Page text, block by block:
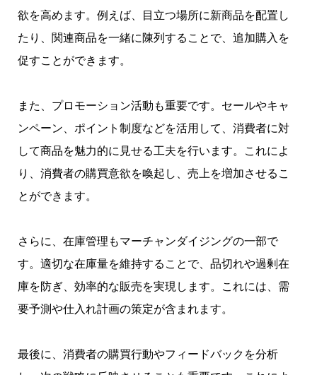
欲を高めます。例えば、目立つ場所に新商品を配置し
たり、関連商品を一緒に陳列することで、追加購入を
促すことができます。
また、プロモーション活動も重要です。セールやキャ
ンペーン、ポイント制度などを活用して、消費者に対
して商品を魅力的に見せる工夫を行います。これによ
り、消費者の購買意欲を喚起し、売上を増加させるこ
とができます。
さらに、在庫管理もマーチャンダイジングの一部で
す。適切な在庫量を維持することで、品切れや過剰在
庫を防ぎ、効率的な販売を実現します。これには、需
要予測や仕入れ計画の策定が含まれます。
最後に、消費者の購買行動やフィードバックを分析